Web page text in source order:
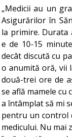
„Medicii au un
Asigurărilor în
la primire. Durata
e de 10-15
decât discută cu
o anumită oră, vii
două-trei ore de
se află mamele cu
a întâmplat să mi
pentru un control
medicului. Nu mai